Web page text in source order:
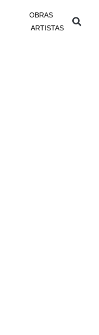
OBRAS
ARTISTAS